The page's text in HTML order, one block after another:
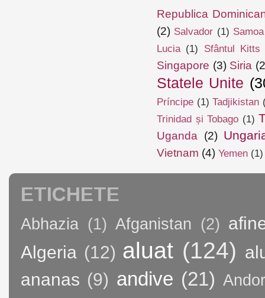
Republica
(2) Salvador (1) Samoa
Lucia (1) Sfântul
Singapore (3) Siria
Statele Unite
Príncipe (1) Tadjikistan
Trinidad și Tobago (1)
Uganda (2)
Vietnam (4) Yemen (1)
ETICHETE
Abhazia (1) Afganistan (2)
Algeria (12) aluat (124)
ananas (9) andive (21)